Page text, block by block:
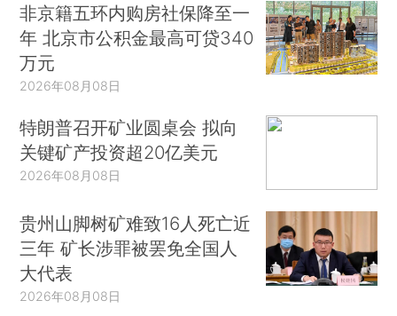
非京籍五环内购房社保降至一
年 北京市公积金最高可贷340
万元
2026年08月08日
特朗普召开矿业圆桌会 拟向
关键矿产投资超20亿美元
2026年08月08日
贵州山脚树矿难致16人死亡近
三年 矿长涉罪被罢免全国人
大代表
2026年08月08日